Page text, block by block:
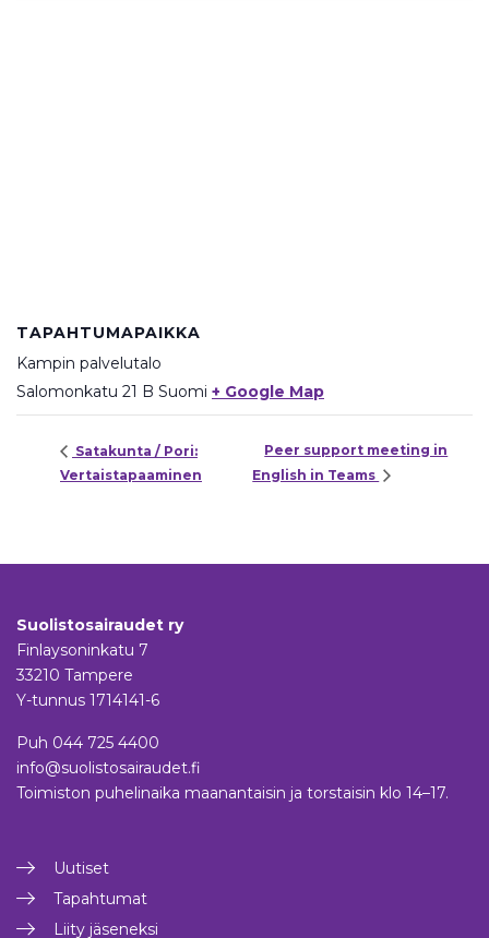
TAPAHTUMAPAIKKA
Kampin palvelutalo
Salomonkatu 21 B Suomi + Google Map
Satakunta / Pori:
Vertaistapaaminen
Peer support meeting in
English in Teams
Suolistosairaudet ry
Finlaysoninkatu 7
33210 Tampere
Y-tunnus 1714141-6
Puh 044 725 4400
info@suolistosairaudet.fi
Toimiston puhelinaika maanantaisin ja torstaisin klo 14–17.
Uutiset
Tapahtumat
Liity jäseneksi